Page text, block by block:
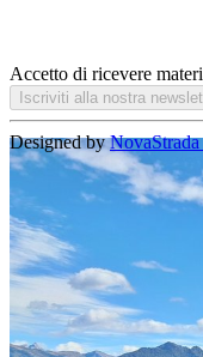
Accetto di ricevere
Iscriviti alla nostra
Designed by